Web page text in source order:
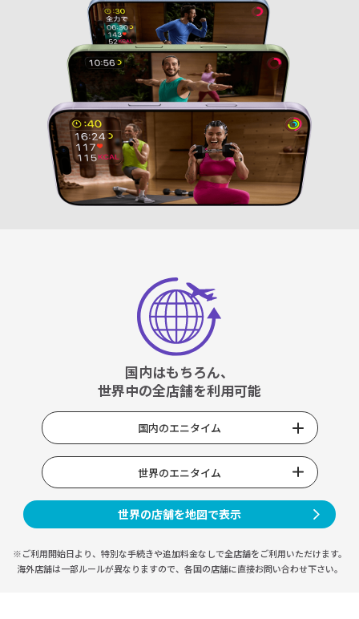
国内はもちろん、
世界中の全店舗を利用可能
国内のエニタイム
世界のエニタイム
世界の店舗を地図で表示
※ご利用開始日より、特別な手続きや追加料金なしで全店舗をご利用いただけます。
海外店舗は一部ルールが異なりますので、 各国の店舗に直接お問い合わせ下さい。